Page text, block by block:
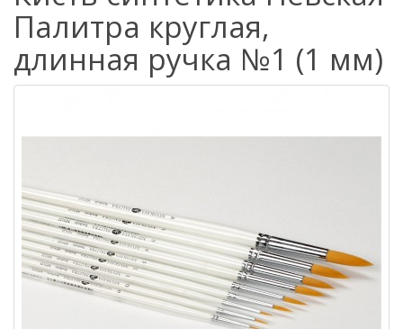
Палитра круглая,
длинная ручка №1 (1 мм)